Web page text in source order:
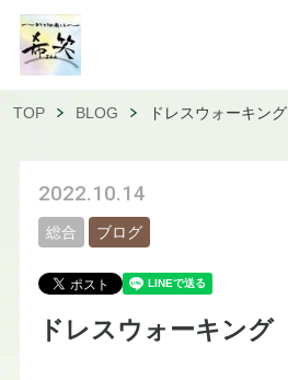
TOP BLOG ドレスウォーキング
2022.10.14
総合 ブログ
ドレスウォーキング